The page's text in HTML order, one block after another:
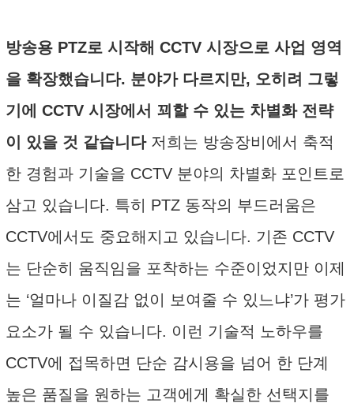
방송용 PTZ로 시작해 CCTV 시장으로 사업 영역
을 확장했습니다. 분야가 다르지만, 오히려 그렇
기에 CCTV 시장에서 꾀할 수 있는 차별화 전략
이 있을 것 같습니다저희는 방송장비에서 축적
한 경험과 기술을 CCTV 분야의 차별화 포인트로
삼고 있습니다. 특히 PTZ 동작의 부드러움은
CCTV에서도 중요해지고 있습니다. 기존 CCTV
는 단순히 움직임을 포착하는 수준이었지만 이제
는 ‘얼마나 이질감 없이 보여줄 수 있느냐’가 평가
요소가 될 수 있습니다. 이런 기술적 노하우를
CCTV에 접목하면 단순 감시용을 넘어 한 단계
높은 품질을 원하는 고객에게 확실한 선택지를